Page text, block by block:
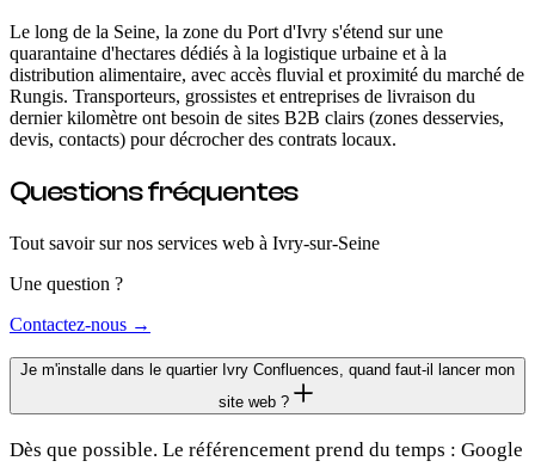
Le long de la Seine, la zone du Port d'Ivry s'étend sur une
quarantaine d'hectares dédiés à la logistique urbaine et à la
distribution alimentaire, avec accès fluvial et proximité du marché de
Rungis. Transporteurs, grossistes et entreprises de livraison du
dernier kilomètre ont besoin de sites B2B clairs (zones desservies,
devis, contacts) pour décrocher des contrats locaux.
Questions fréquentes
Tout savoir sur nos services web à Ivry-sur-Seine
Une question ?
Contactez-nous →
Je m'installe dans le quartier Ivry Confluences, quand faut-il lancer mon
site web ?
Dès que possible. Le référencement prend du temps : Google